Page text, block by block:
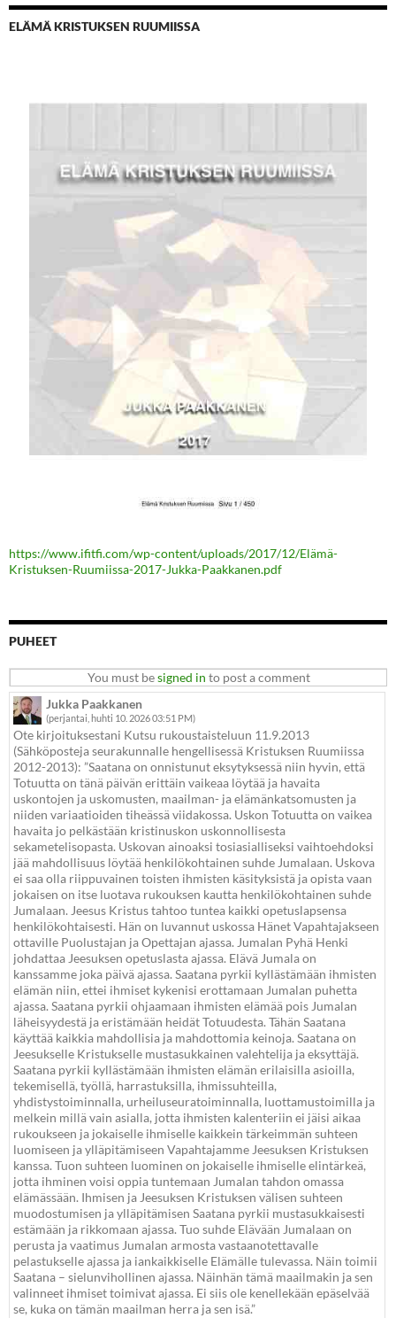
ELÄMÄ KRISTUKSEN RUUMIISSA
https://www.ifitfi.com/wp-content/uploads/2017/12/Elämä-
Kristuksen-Ruumiissa-2017-Jukka-Paakkanen.pdf
PUHEET
You must besigned in to post a comment
Jukka Paakkanen
(perjantai, huhti 10. 2026 03:51 PM)
Ote kirjoituksestani Kutsu rukoustaisteluun 11.9.2013
(Sähköposteja seurakunnalle hengellisessä Kristuksen Ruumiissa
2012-2013): ”Saatana on onnistunut eksytyksessä niin hyvin, että
Totuutta on tänä päivän erittäin vaikeaa löytää ja havaita
uskontojen ja uskomusten, maailman- ja elämänkatsomusten ja
niiden variaatioiden tiheässä viidakossa. Uskon Totuutta on vaikea
havaita jo pelkästään kristinuskon uskonnollisesta
sekametelisopasta. Uskovan ainoaksi tosiasialliseksi vaihtoehdoksi
jää mahdollisuus löytää henkilökohtainen suhde Jumalaan. Uskova
ei saa olla riippuvainen toisten ihmisten käsityksistä ja opista vaan
jokaisen on itse luotava rukouksen kautta henkilökohtainen suhde
Jumalaan. Jeesus Kristus tahtoo tuntea kaikki opetuslapsensa
henkilökohtaisesti. Hän on luvannut uskossa Hänet Vapahtajakseen
ottaville Puolustajan ja Opettajan ajassa. Jumalan Pyhä Henki
johdattaa Jeesuksen opetuslasta ajassa. Elävä Jumala on
kanssamme joka päivä ajassa. Saatana pyrkii kyllästämään ihmisten
elämän niin, ettei ihmiset kykenisi erottamaan Jumalan puhetta
ajassa. Saatana pyrkii ohjaamaan ihmisten elämää pois Jumalan
läheisyydestä ja eristämään heidät Totuudesta. Tähän Saatana
käyttää kaikkia mahdollisia ja mahdottomia keinoja. Saatana on
Jeesukselle Kristukselle mustasukkainen valehtelija ja eksyttäjä.
Saatana pyrkii kyllästämään ihmisten elämän erilaisilla asioilla,
tekemisellä, työllä, harrastuksilla, ihmissuhteilla,
yhdistystoiminnalla, urheiluseuratoiminnalla, luottamustoimilla ja
melkein millä vain asialla, jotta ihmisten kalenteriin ei jäisi aikaa
rukoukseen ja jokaiselle ihmiselle kaikkein tärkeimmän suhteen
luomiseen ja ylläpitämiseen Vapahtajamme Jeesuksen Kristuksen
kanssa. Tuon suhteen luominen on jokaiselle ihmiselle elintärkeä,
jotta ihminen voisi oppia tuntemaan Jumalan tahdon omassa
elämässään. Ihmisen ja Jeesuksen Kristuksen välisen suhteen
muodostumisen ja ylläpitämisen Saatana pyrkii mustasukkaisesti
estämään ja rikkomaan ajassa. Tuo suhde Elävään Jumalaan on
perusta ja vaatimus Jumalan armosta vastaanotettavalle
pelastukselle ajassa ja iankaikkiselle Elämälle tulevassa. Näin toimii
Saatana – sielunvihollinen ajassa. Näinhän tämä maailmakin ja sen
valinneet ihmiset toimivat ajassa. Ei siis ole kenellekään epäselvää
se, kuka on tämän maailman herra ja sen isä.”